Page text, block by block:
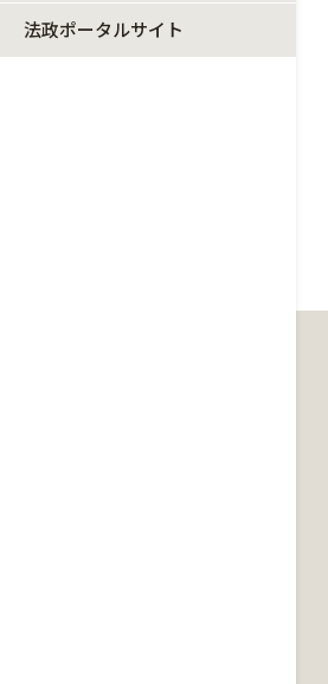
法政ポータルサイト